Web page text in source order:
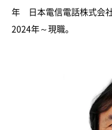
年 日本電信電話株式会
2024年～現職。